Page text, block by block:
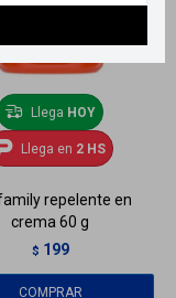
Llega HOY
Llega en 2 HS
repelente en
crema 60 g
$ 199